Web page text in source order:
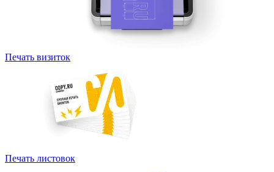
Печать визиток
Печать листовок